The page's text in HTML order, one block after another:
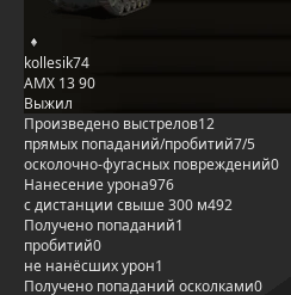
kollesik74
AMX 13 90
Выжил
Произведено выстрелов12
прямых попаданий/пробитий7/5
осколочно-фугасных повреждений0
Нанесение урона976
с дистанции свыше 300 м492
Получено попаданий1
пробитий0
не нанёсших урон1
Получено попаданий осколками0